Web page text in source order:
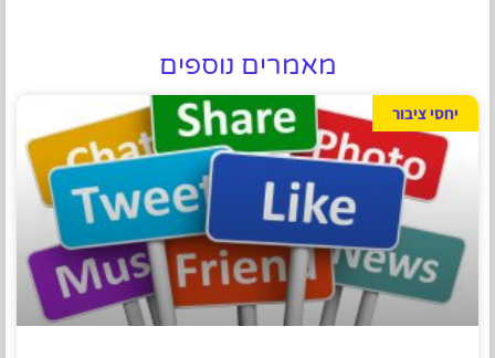
מאמרים נוספים
יחסי ציבור